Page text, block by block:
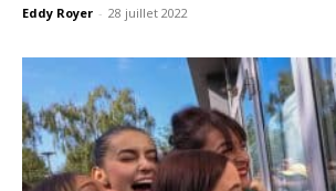
Eddy Royer - 28 juillet 2022